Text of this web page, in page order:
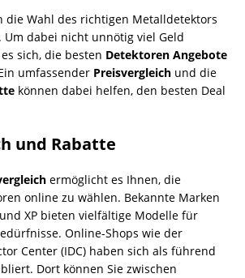
die Wahl des richtigen Metalldetektors
dabei nicht unnötig viel Geld
sich, die besten Detektoren Angebote
umfassender Preisvergleich und die
können dabei helfen, den besten Deal
und Rabatte
ermöglicht es Ihnen, die
online zu wählen. Bekannte Marken
XP bieten vielfältige Modelle für
Online-Shops wie der
Center (IDC) haben sich als führend
Dort können Sie zwischen